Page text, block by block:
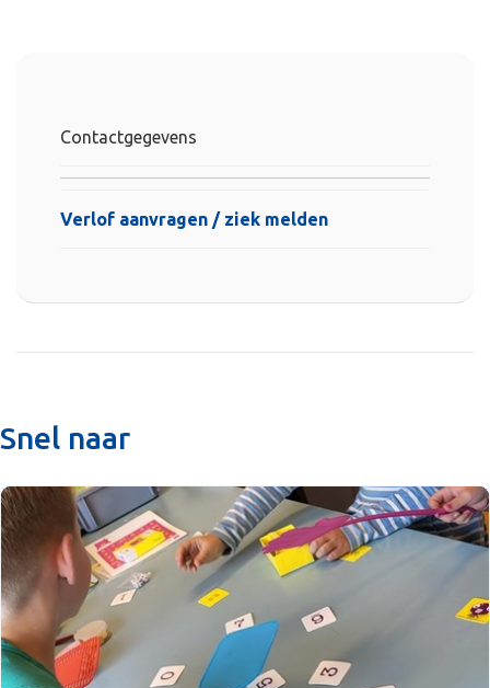
Contactgegevens
Verlof aanvragen / ziek melden
Snel naar